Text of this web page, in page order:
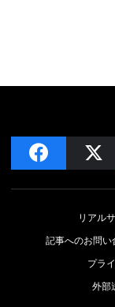
facebook
リアル
記事へのお問い
プラ
外部